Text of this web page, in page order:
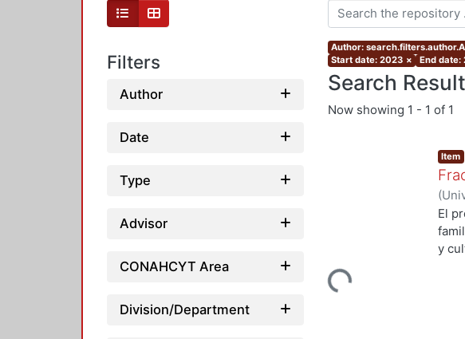
Filters
Author
Date
Type
Advisor
CONAHCYT Area
Division/Department
Author:
Start date: 2023 × End date:
Search
Now showing 1 - 1 of 1
Loading...
Item
(
de
El
y